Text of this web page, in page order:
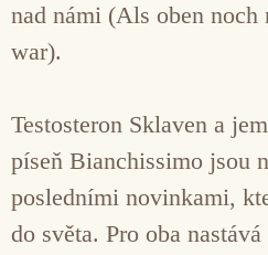
nad námi (Als oben
war).
Testosteron Sklaven a
píseň Bianchissimo jsou
posledními novinkami,
do světa. Pro oba